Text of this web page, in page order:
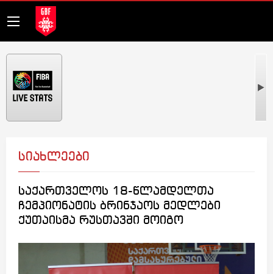
სიახლეები
საქართველოს 18-წლამდელთა
ჩემპიონატის ბრინჯაოს მედლები
ქუთაისმა რუსთავში მოიგო